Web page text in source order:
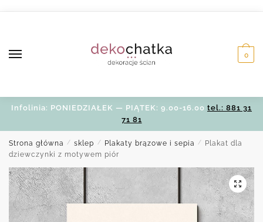
0
Infolinia: PONIEDZIAŁEK — PIĄTEK: 9.00-16.00 tel.: 881 31
71 81
Strona główna / sklep / Plakaty brązowe i sepia /
Plakat dla
dziewczynki z motywem piór